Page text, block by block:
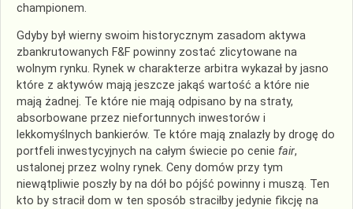
championem.
Gdyby był wierny swoim historycznym zasadom aktywa
zbankrutowanych F&F powinny zostać zlicytowane na
wolnym rynku. Rynek w charakterze arbitra wykazał by jasno
które z aktywów mają jeszcze jakąś wartość a które nie
mają żadnej. Te które nie mają odpisano by na straty,
absorbowane przez niefortunnych inwestorów i
lekkomyślnych bankierów. Te które mają znalazły by drogę do
portfeli inwestycyjnych na całym świecie po cenie fair,
ustalonej przez wolny rynek. Ceny domów przy tym
niewątpliwie poszły by na dół bo pójść powinny i muszą. Ten
kto by stracił dom w ten sposób straciłby jedynie fikcję na